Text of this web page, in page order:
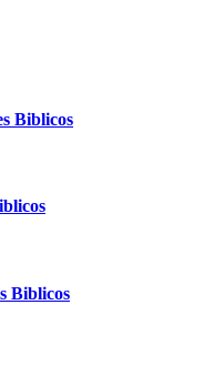
Biblicos
Biblicos